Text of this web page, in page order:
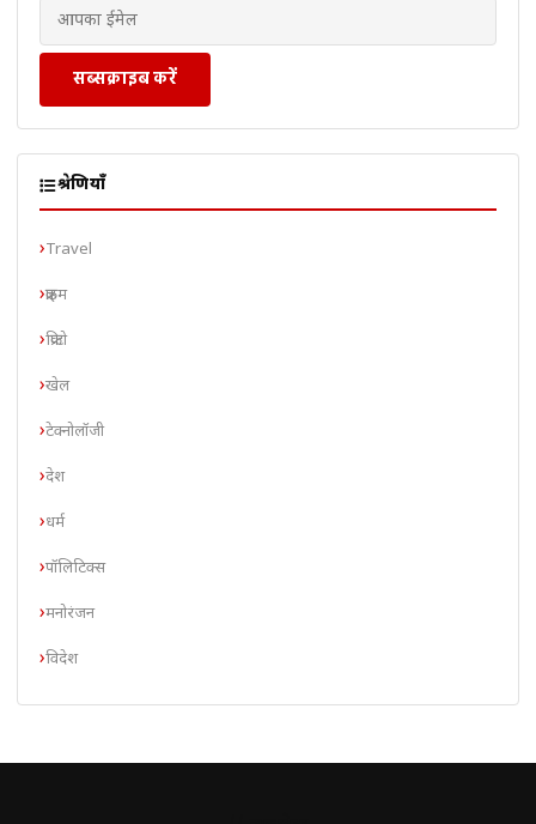
सब्सक्राइब करें
श्रेणियाँ
Travel
क्राइम
क्रिप्टो
खेल
टेक्नोलॉजी
देश
धर्म
पॉलिटिक्स
मनोरंजन
विदेश